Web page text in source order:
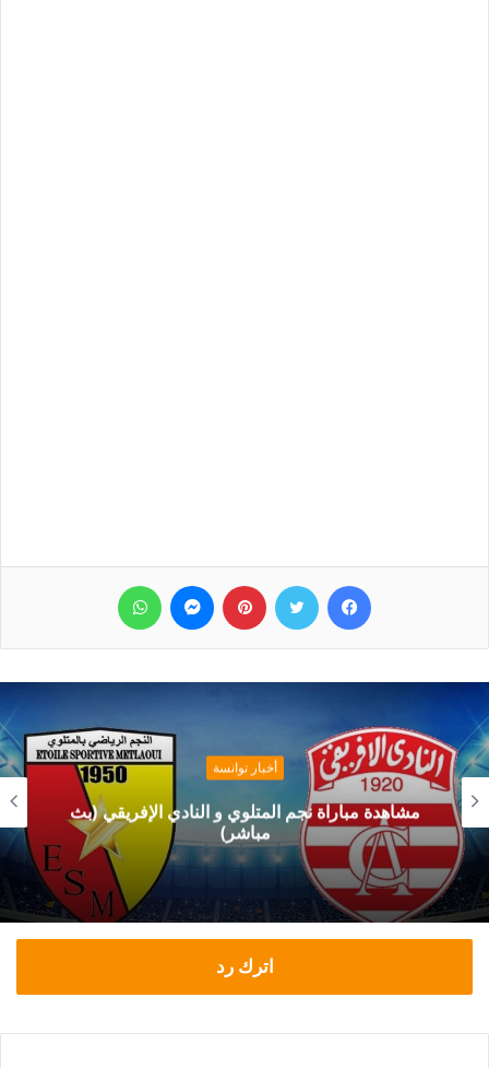
فيسبوك تويتر بينتيريست ماسنجر
أخبار توانسة
مشاهدة مباراة نجم المتلوي و النادي الإفريقي (بث
مباشر)
اترك رد